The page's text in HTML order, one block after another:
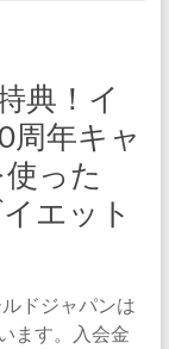
典！イ
周年キャ
った
エット
ドジャパンは
ます。入会金